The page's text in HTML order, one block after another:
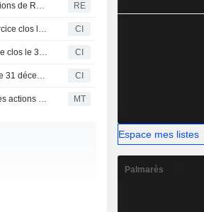
Le groupe Yadea affiche un chiffre d'affaires annuel de 28 236,2 millions de RMB RE
Yadea Group Holdings Ltd. propose un dividende spécial pour l'exercice clos le 31 décembre 2024, payable le 16 juillet 2025. CI
Yadea Group Holdings Ltd. propose un dividende final pour l'exercice clos le 31 décembre 2024, payable le 16 juillet 2025. CI
Yadea Group Holdings Ltd. publie ses résultats pour l'exercice clos le 31 décembre 2024 CI
Le groupe Yadea annonce une baisse de ses bénéfices en 2024 ; ses actions chutent de 3 %. MT
Espace mes listes
Palmarès